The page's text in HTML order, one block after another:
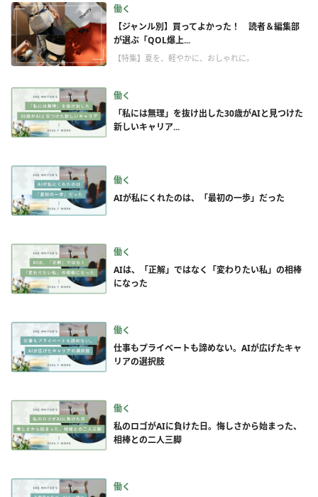
働く
【ジャンル別】買ってよかった！ 読者＆編集部
が選ぶ「QOL爆上...
【特集】夏を、軽やかに、おしゃれに。
働く
「私には無理」を抜け出した30歳がAIと見つけた
新しいキャリア...
働く
AIが私にくれたのは、「最初の一歩」だった
働く
AIは、「正解」ではなく「変わりたい私」の相棒
になった
働く
仕事もプライベートも諦めない。AIが広げたキャ
リアの選択肢
働く
私のロゴがAIに負けた日。悔しさから始まった、
相棒との二人三脚
働く